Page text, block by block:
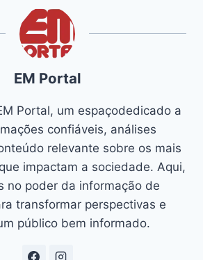
EM Portal
Portal, um espaçodedicado a
confiáveis, análises
relevante sobre os mais
impactam a sociedade. Aqui,
no poder da informação de
transformar perspectivas e
público bem informado.